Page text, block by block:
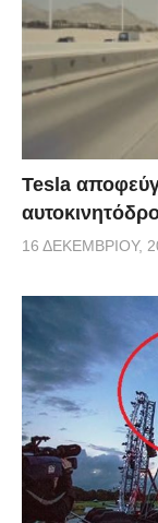
Tesla
16 ΔΕΚΕΜΒΡΊΟΥ,